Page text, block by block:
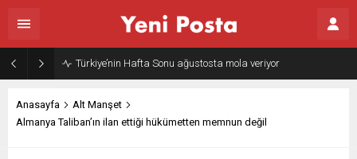
Türkiye’nin Hafta Sonu ağustosta mola veriyor
Anasayfa
Alt Manşet
Almanya Taliban’ın ilan ettiği hükümetten memnun değil